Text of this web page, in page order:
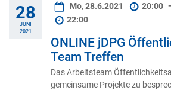
28
JUNI
2021
Mo, 28.6.2021 20:00
22:00
ONLINE jDPG
Team Treffen
Das Arbeitsteam
gemeinsame Projekte zu